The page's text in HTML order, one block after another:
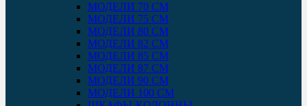
МОДЕЛИ 70 СМ
МОДЕЛИ 75 СМ
МОДЕЛИ 80 СМ
МОДЕЛИ 82 СМ
МОДЕЛИ 85 СМ
МОДЕЛИ 87 СМ
МОДЕЛИ 90 СМ
МОДЕЛИ 100 СМ